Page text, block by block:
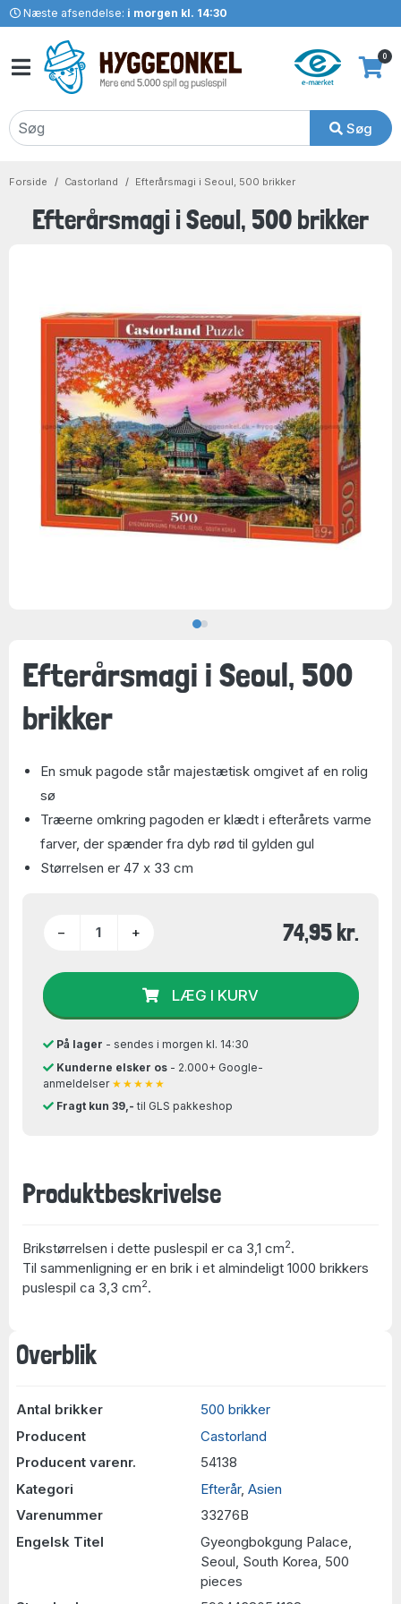
Næste afsendelse: i morgen kl. 14:30
Søg
0
Forside Castorland Efterårsmagi i Seoul, 500 brikker
Efterårsmagi i Seoul, 500 brikker
Overblik
Antal brikker
500 brikker
Producent
Castorland
Producent varenr.
54138
Kategori
Efterår, Asien
Varenummer
33276B
Engelsk Titel
Gyeongbokgung Palace,
Seoul, South Korea, 500
pieces
Efterårsmagi i Seoul, 500
brikker
En smuk pagode står majestætisk omgivet af en rolig
sø
Træerne omkring pagoden er klædt i efterårets varme
farver, der spænder fra dyb rød til gylden gul
Størrelsen er 47 x 33 cm
− + 74,95 kr.
LÆG I KURV
På lager - sendes i morgen kl. 14:30
Kunderne elsker os- 2.000+ Google-
anmeldelser ★★★★★
Fragt kun 39,- til GLS pakkeshop
Produktbeskrivelse
Brikstørrelsen i dette puslespil er ca 3,1 cm2.
Til sammenligning er en brik i et almindeligt 1000 brikkers
puslespil ca 3,3 cm2.